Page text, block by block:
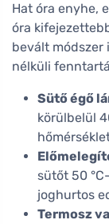
Hat óra enyhe,
óra
bevált módszer
nélküli
Sütő égő
körülbelül
sütőt 50
joghurtos
Termosz